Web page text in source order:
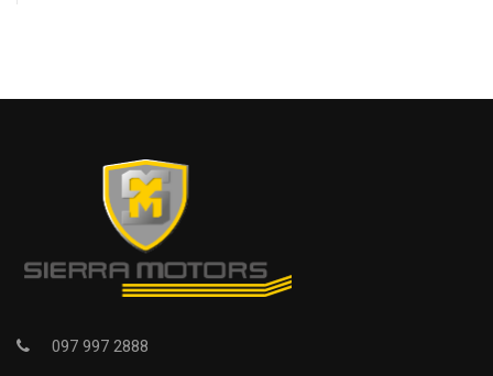
097 997 2888